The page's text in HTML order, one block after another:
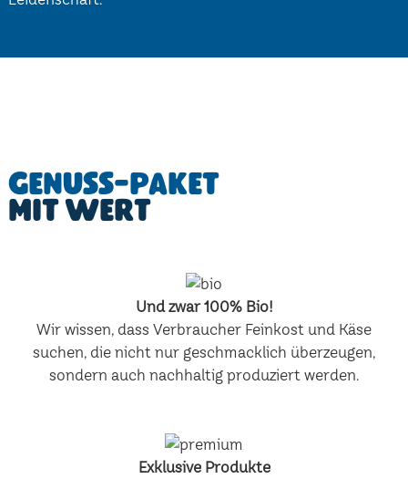
Genuss-Paket
mit Wert
Und zwar 100% Bio!
Wir wissen, dass Verbraucher Feinkost und Käse
suchen, die nicht nur geschmacklich überzeugen,
sondern auch nachhaltig produziert werden.
Exklusive Produkte